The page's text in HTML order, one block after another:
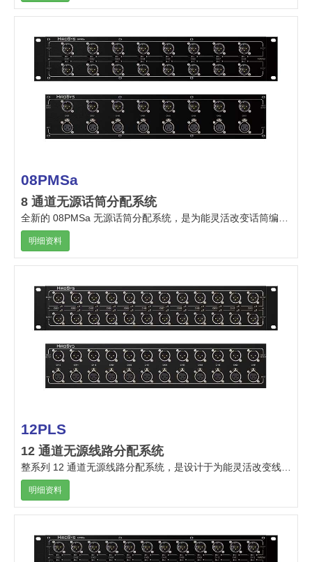
08PMSa
8 通道无源话筒分配系统
明细资料
12PLS
12 通道无源线路分配系统
明细资料